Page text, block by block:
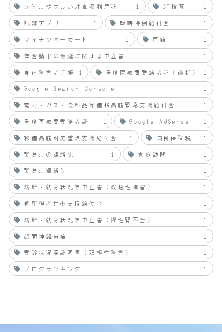
ひとにやさしい駐車場利用証 1 CT検査
1
記録アプリ
1 臨時特例給付金
1
マイナンバーカード
1 戸籍
1
年金請求の遅延に関する申立書
1
身体障害者手帳
1 重度医療費受給者証（透析）
1
Google Search Console
1
電力・ガス・食料品等価格高騰緊急支援給付金
1
重度医療費受給者証
1 Google AdSense
1
物価高騰対応重点支援給付金
1 国民保険税
1
緊急時の連絡先
1 家庭訪問
1
緊急時連絡先
1
病歴・就労状況等申立書（双極性障害）
1
低所得者世帯支援給付金
1
病歴・就労状況等申立書（慢性腎不全）
1
顔面神経麻痺
1
受診状況等証明書（双極性障害）
1
ブログランキング
1